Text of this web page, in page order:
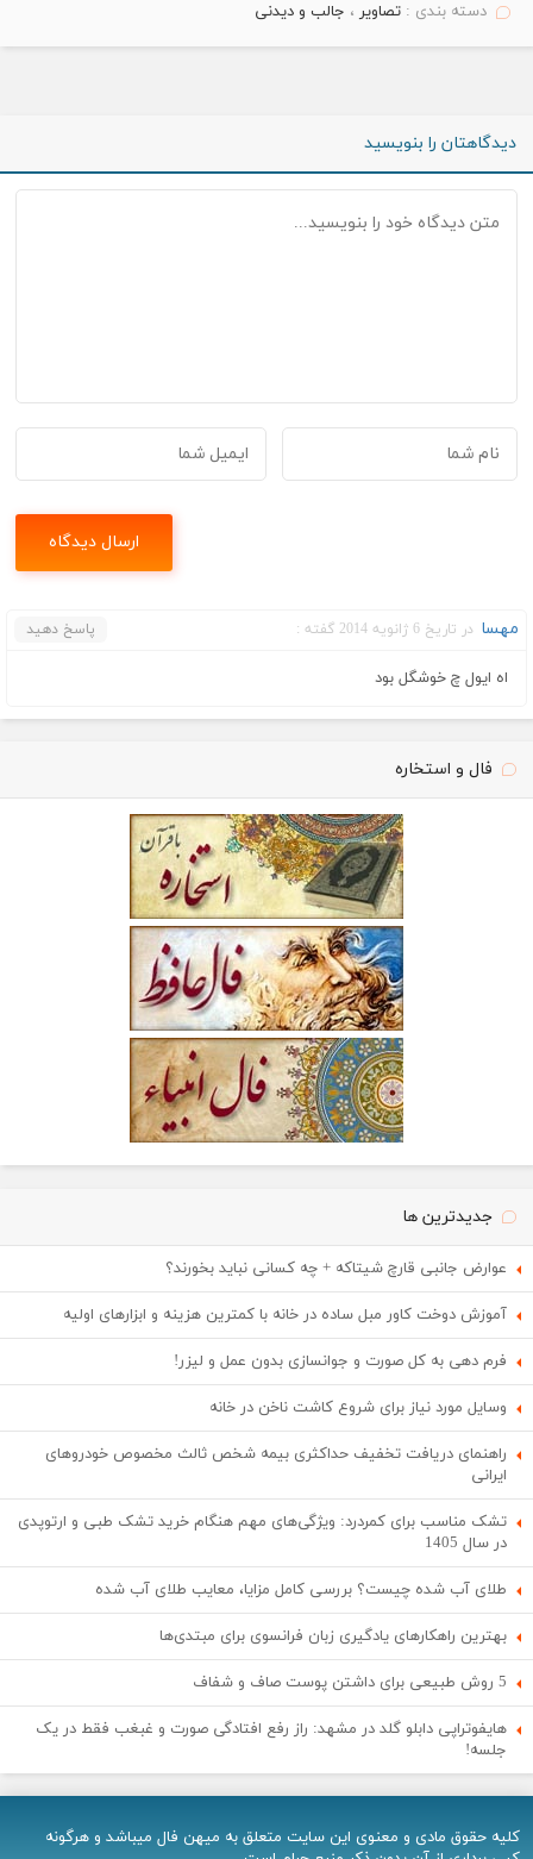
دسته بندی :تصاویر ، جالب و دیدنی
دیدگاهتان را بنویسید
مهسا در تاریخ 6 ژانویه 2014 گفته : پاسخ دهید
اه ايول چ خوشگل بود
فال و استخاره
جدیدترین ها
عوارض جانبی قارچ شیتاکه + چه کسانی نباید بخورند؟
آموزش دوخت کاور مبل ساده در خانه با کمترین هزینه و ابزارهای اولیه
فرم دهی به کل صورت و جوانسازی بدون عمل و لیزر!
وسایل مورد نیاز برای شروع کاشت ناخن در خانه
راهنمای دریافت تخفیف حداکثری بیمه شخص ثالث مخصوص خودروهای
ایرانی
تشک مناسب برای کمردرد: ویژگی‌های مهم هنگام خرید تشک طبی و ارتوپدی
در سال 1405
طلای آب شده چیست؟ بررسی کامل مزایا، معایب طلای آب شده
بهترین راهکارهای یادگیری زبان فرانسوی برای مبتدی‌ها
5 روش طبیعی برای داشتن پوست صاف و شفاف
هایفوتراپی دابلو گلد در مشهد: راز رفع افتادگی صورت و غبغب فقط در یک
جلسه!
کلیه حقوق مادی و معنوی اين سایت متعلق به میهن فال میباشد و هرگونه